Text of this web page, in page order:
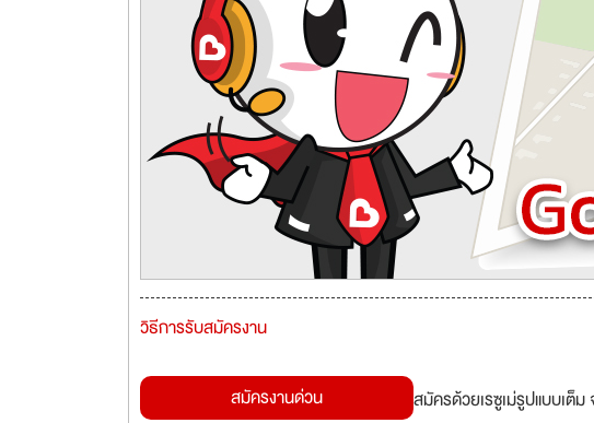
วิธีการรับสมัครงาน
สมัครงานด่วน สมัครด้วยเรซูเม่รูปแบบเต็